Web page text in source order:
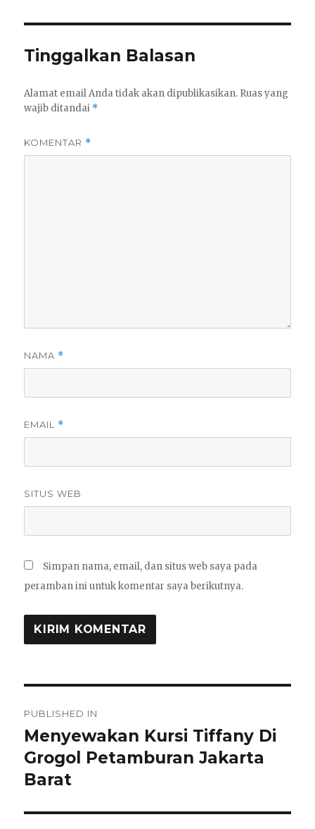
Tinggalkan Balasan
Alamat email Anda tidak akan dipublikasikan. Ruas yang
wajib ditandai *
KOMENTAR *
NAMA *
EMAIL *
SITUS WEB
Simpan nama, email, dan situs web saya pada
peramban ini untuk komentar saya berikutnya.
pos
PUBLISHED IN
Menyewakan Kursi Tiffany Di
Grogol Petamburan Jakarta
Barat